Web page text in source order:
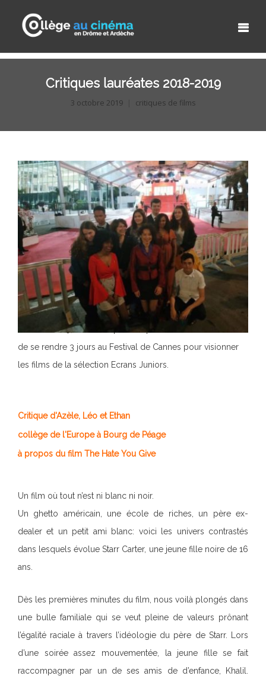
Critiques lauréates 2018-2019
3 octobre 2019 critiques de films
En 2018-2019, deux critiques ont permis à leurs auteur·e·s
de se rendre 3 jours au Festival de Cannes pour visionner
les films de la sélection Ecrans Juniors.
Critique d'Azèle, Léo et Ethan
collège de l'Europe à Bourg de Péage
à propos du film The Hate You Give
Un film où tout n’est ni blanc ni noir.
Un ghetto américain, une école de riches, un père ex-
dealer et un petit ami blanc: voici les univers contrastés
dans lesquels évolue Starr Carter, une jeune fille noire de 16
ans.
Dès les premières minutes du film, nous voilà plongés dans
une bulle familiale qui se veut pleine de valeurs prônant
l’égalité raciale à travers l’idéologie du père de Starr. Lors
d’une soirée assez mouvementée, la jeune fille se fait
raccompagner par un de ses amis de d’enfance, Khalil.